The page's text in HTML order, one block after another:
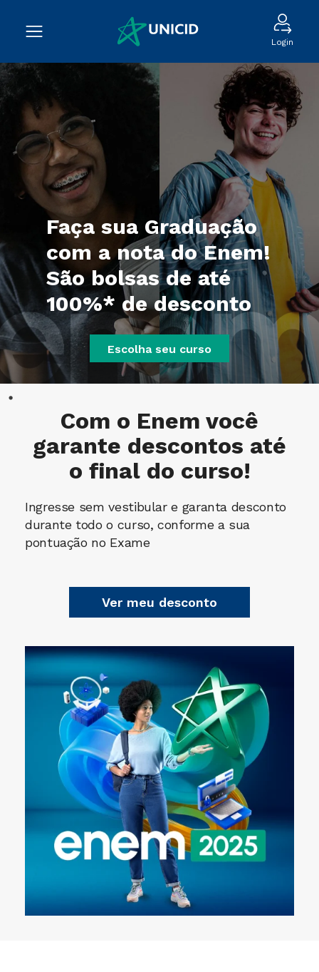
Login
Faça sua Graduação
com a nota do Enem!
São bolsas de até
100%* de desconto
Escolha seu curso
Com o Enem você
garante descontos até
o final do curso!
Ingresse sem vestibular e garanta desconto
durante todo o curso, conforme a sua
pontuação no Exame
Ver meu desconto